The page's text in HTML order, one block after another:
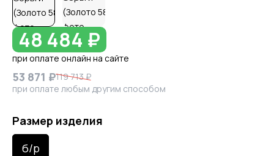
48 484 ₽
при оплате онлайн на сайте
53 871 ₽119 713 ₽
при оплате любым другим способом
Размер изделия
б/р